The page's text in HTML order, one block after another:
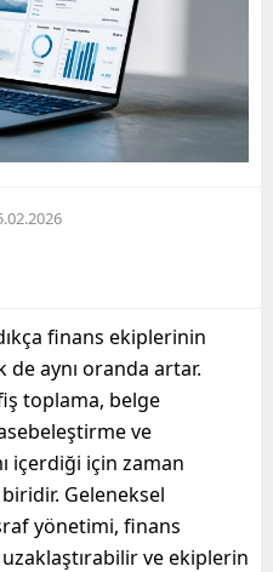
finans ekiplerinin
aynı oranda artar.
toplama, belge
ve
içerdiği için zaman
Geleneksel
yönetimi, finans
ve ekiplerin